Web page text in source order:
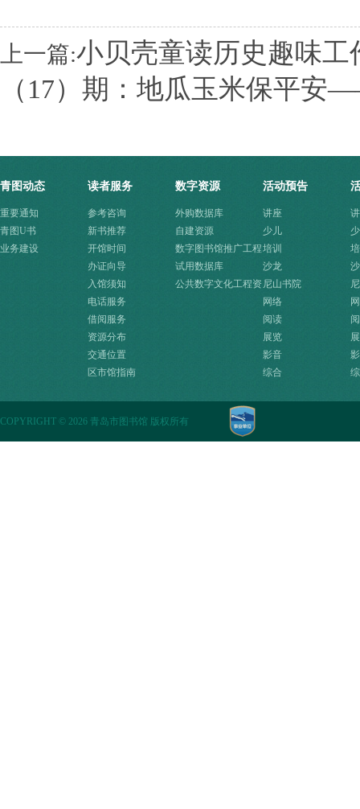
上一篇:小贝壳童读历史趣味工
（17）期：地瓜玉米保平
青图动态
重要通知
青图U书
业务建设
读者服务
参考咨询
新书推荐
开馆时间
办证向导
入馆须知
电话服务
借阅服务
资源分布
交通位置
区市馆指南
数字资源
外购数据库
自建资源
数字图书馆推广工程
资源
试用数据库
公共数字文化工程资
活动预告
讲座
少儿
培训
沙龙
尼山书院
网络
阅读
展览
影音
综合
COPYRIGHT © 2026 青岛市图书馆 版权所有